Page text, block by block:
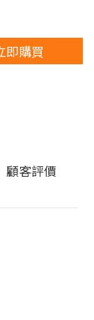
即購買
顧客評價